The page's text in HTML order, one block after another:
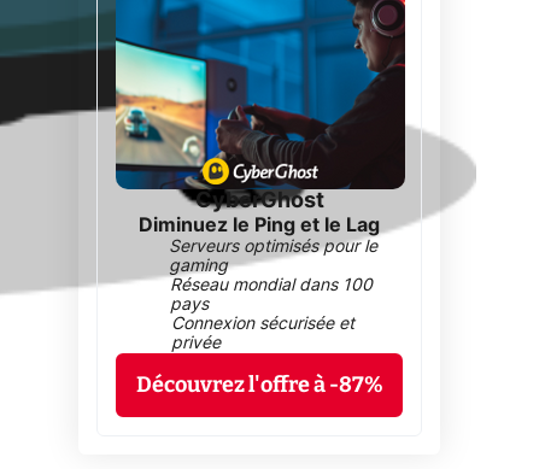
CyberGhost
Diminuez le Ping et le Lag
Serveurs optimisés pour le
gaming
Réseau mondial dans 100
pays
Connexion sécurisée et
privée
Découvrez l'offre à -87%